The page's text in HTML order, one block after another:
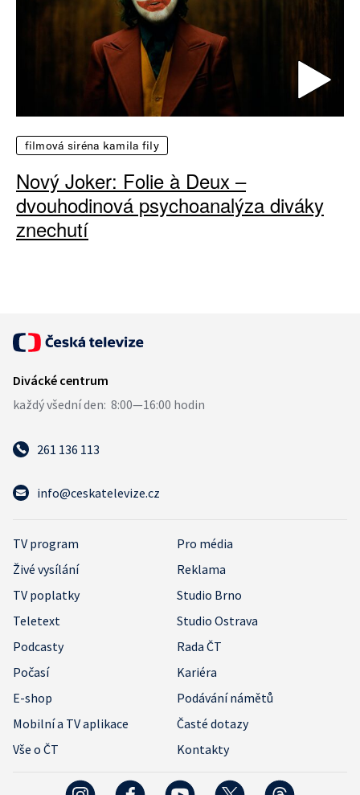
filmová siréna kamila fily
Nový Joker: Folie à Deux –
dvouhodinová psychoanalýza diváky
znechutí
261 136 113
info@ceskatelevize.cz
TV program
Pro média
Živé vysílání
Reklama
TV poplatky
Studio Brno
Teletext
Studio Ostrava
Podcasty
Rada ČT
Počasí
Kariéra
E-shop
Podávání námětů
Mobilní a TV aplikace
Časté dotazy
Vše o ČT
Kontakty